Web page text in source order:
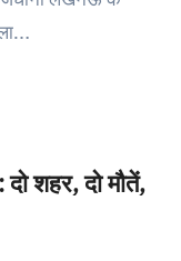
शहर, दो मौतें,